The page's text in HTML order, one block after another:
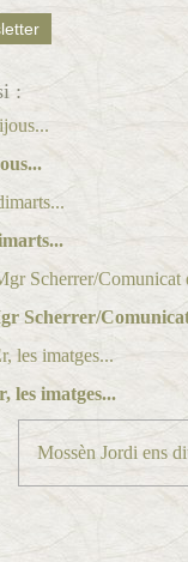
:
Scherrer/
les imatges...